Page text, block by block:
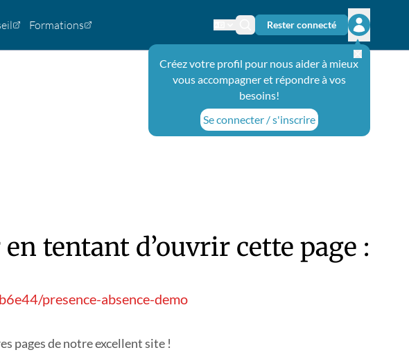
Formations Changer de langue
Icône de recherche
Rester connecté
Ouvrir le
Créez votre profil pour nous aider à mieux
vous accompagner et répondre à vos
besoins!
Se connecter / s'inscrire
tentant d’ouvrir cette page :
presence-absence-demo
pages de notre excellent site !